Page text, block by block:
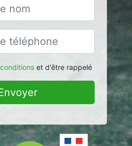
conditionset d'être rappelé